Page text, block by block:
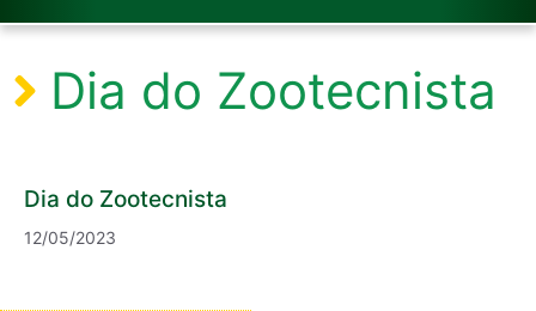
Dia do Zootecnista
Dia do Zootecnista
12/05/2023